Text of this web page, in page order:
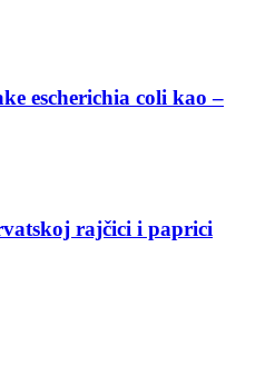
escherichia coli kao –
rajčici i paprici